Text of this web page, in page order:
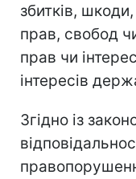
збитків,
прав, свобод
прав чи
інтересів
Згідно із